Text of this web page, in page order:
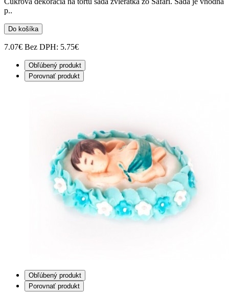
p..
Do košíka
7.07€ Bez DPH: 5.75€
Obľúbený produkt
Porovnať produkt
Obľúbený produkt
Porovnať produkt